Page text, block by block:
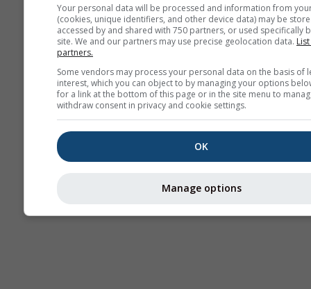
Sep Oct Nov
Your personal data will be processed and information from
(cookies, unique identifiers, and other device data) may be
accessed by and shared with 750 partners, or used specifically
site. We and our partners may use precise geolocation data.
partners.
Some vendors may process your personal data on the basis of
interest, which you can object to by managing your options
for a link at the bottom of this page or in the site menu to
withdraw consent in privacy and cookie settings.
OK
Manage options